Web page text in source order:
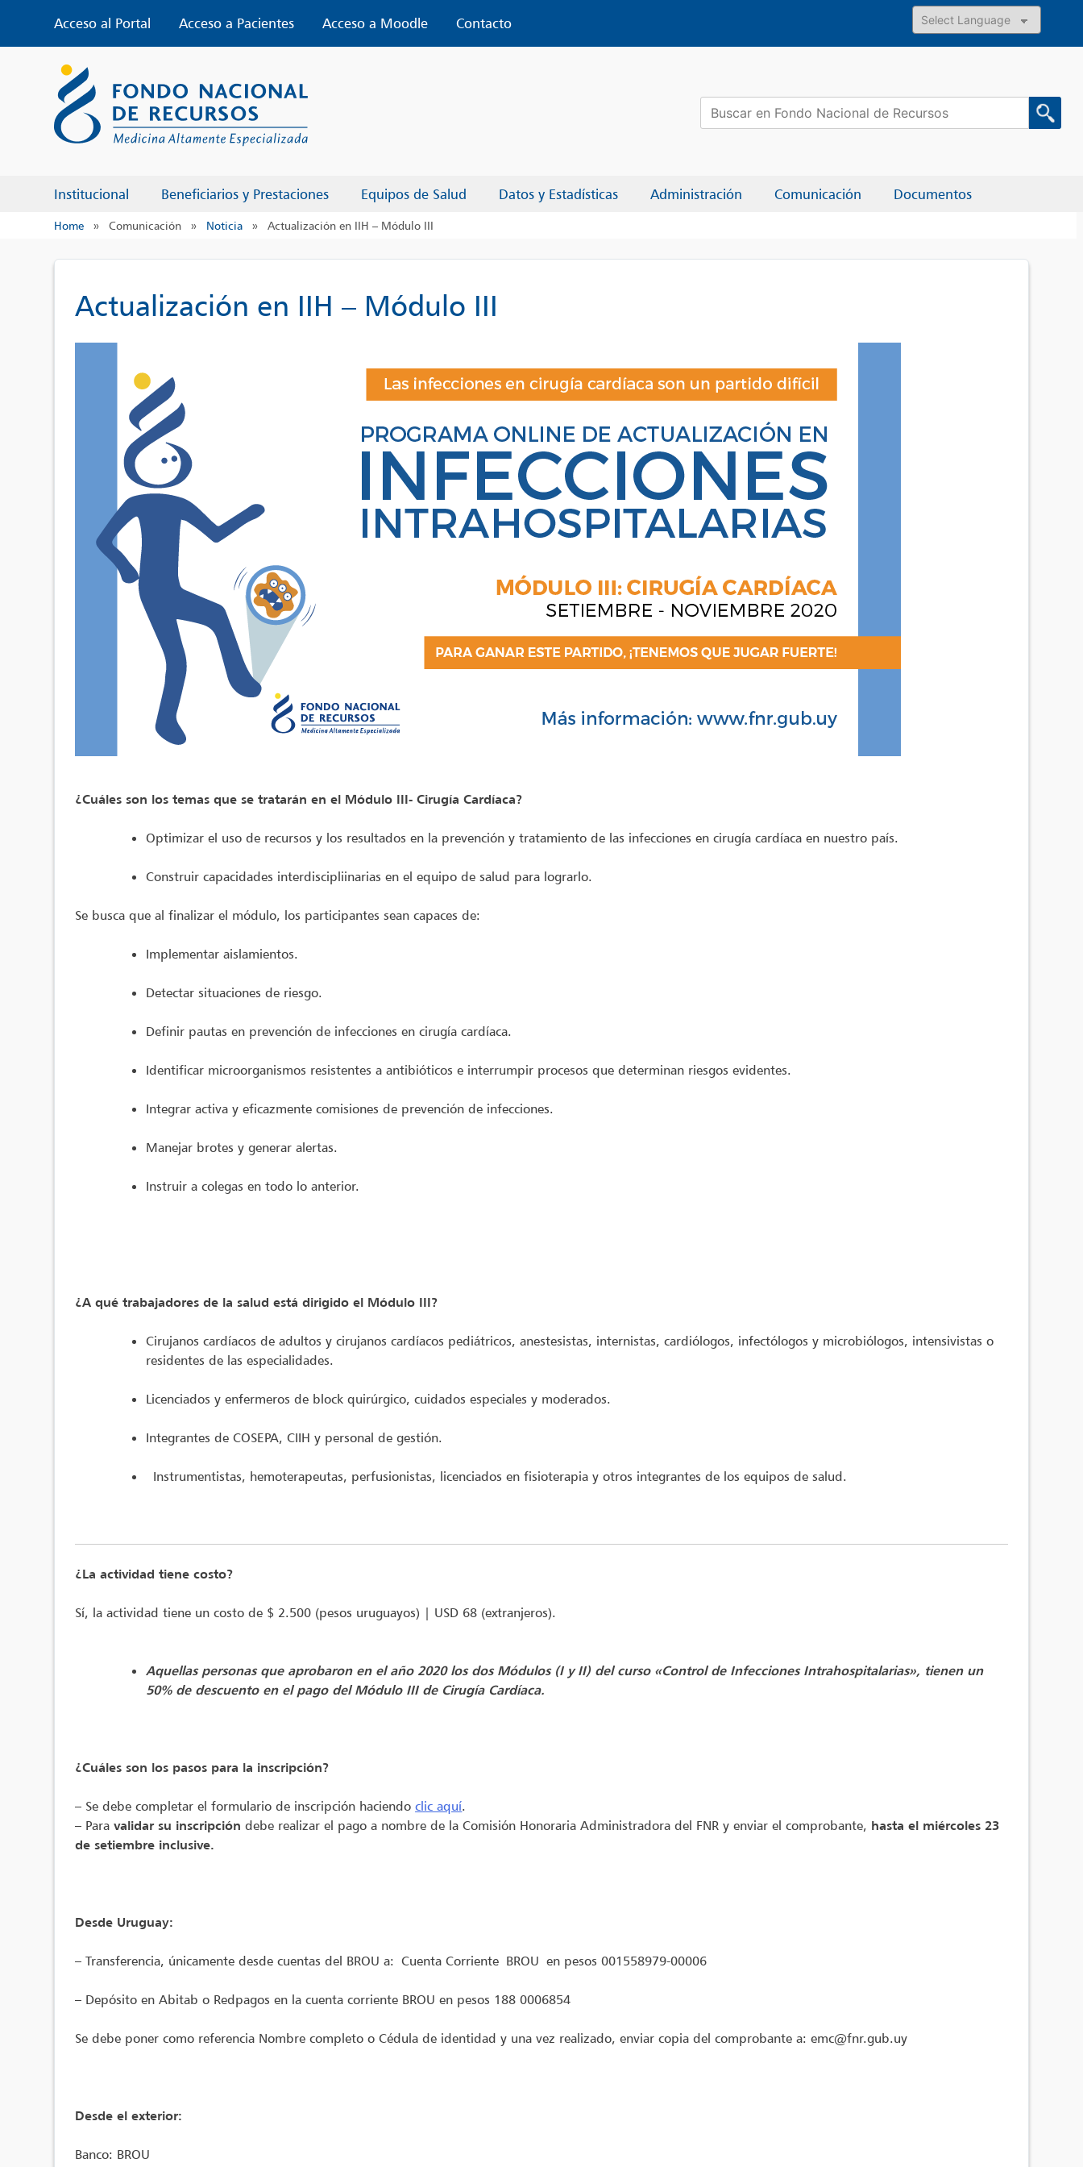
content
Acceso al Portal Acceso a Pacientes Acceso a Moodle
Contacto
Powered by
Institucional Beneficiarios y Prestaciones Equipos de Salud Datos y Estadísticas Administración Comunicación Documentos
Buscar:
Home » Comunicación » Noticia » Actualización en IIH – Módulo III
Actualización en IIH – Módulo III
¿Cuáles son los temas que se tratarán en el Módulo III- Cirugía Cardíaca?
Optimizar el uso de recursos y los resultados en la prevención y tratamiento de las infecciones en cirugía cardíaca en nuestro país.
Construir capacidades interdiscipliinarias en el equipo de salud para lograrlo.
Se busca que al finalizar el módulo, los participantes sean capaces de:
Implementar aislamientos.
Detectar situaciones de riesgo.
Definir pautas en prevención de infecciones en cirugía cardíaca.
Identificar microorganismos resistentes a antibióticos e interrumpir procesos que determinan riesgos evidentes.
Integrar activa y eficazmente comisiones de prevención de infecciones.
Manejar brotes y generar alertas.
Instruir a colegas en todo lo anterior.
¿A qué trabajadores de la salud está dirigido el Módulo III?
Cirujanos cardíacos de adultos y cirujanos cardíacos pediátricos, anestesistas, internistas, cardiólogos, infectólogos y microbiólogos, intensivistas o
residentes de las especialidades.
Licenciados y enfermeros de block quirúrgico, cuidados especiales y moderados.
Integrantes de COSEPA, CIIH y personal de gestión.
Instrumentistas, hemoterapeutas, perfusionistas, licenciados en fisioterapia y otros integrantes de los equipos de salud.
¿La actividad tiene costo?
Sí, la actividad tiene un costo de $ 2.500 (pesos uruguayos) | USD 68 (extranjeros).
Aquellas personas que aprobaron en el año 2020 los dos Módulos (I y II) del curso «Control de Infecciones Intrahospitalarias», tienen un
50% de descuento en el pago del Módulo III de Cirugía Cardíaca.
¿Cuáles son los pasos para la inscripción?
– Se debe completar el formulario de inscripción haciendoclic aquí.
– Para validar su inscripcióndebe realizar el pago a nombre de la Comisión Honoraria Administradora del FNR y enviar el comprobante, hasta el miércoles 23
de setiembre inclusive.
Desde Uruguay:
– Transferencia, únicamente desde cuentas del BROU a: Cuenta Corriente BROU en pesos 001558979-00006
– Depósito en Abitab o Redpagos en la cuenta corriente BROU en pesos 188 0006854
Se debe poner como referencia Nombre completo o Cédula de identidad y una vez realizado, enviar copia del comprobante a: emc@fnr.gub.uy
Desde el exterior:
Banco: BROU